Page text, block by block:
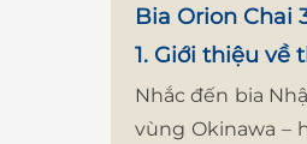
Bia Orion Chai
1. Giới thiệu về
Nhắc đến bia
vùng Okinawa –